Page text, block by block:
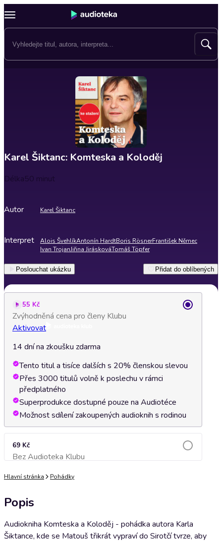
Karel Šiktanc: Komteska a Koloděj
Délka50 minut
Autor Karel Šiktanc
Interpret Alois ŠvehlíkAntonín HardtBoris RösnerFrantišek Němec
Ivan TrojanJiřina JiráskováTomáš Töpfer
Poslouchat ukázku Přidat do oblíbených
55 Kč
Zvýhodněná cena pro členy Klubu
Aktivovat
14 dní na zkoušku zdarma
Tento titul a tisíce dalších s 20% členskou slevou
Přes 3000 titulů volně k poslechu v rámci
předplatného
Superprodukce dostupné pouze na Audiotéce
Možnost sdílení zakoupených audioknih s rodinou
69 Kč
Bez Audioteka KlubuPřidat do košíku
Hlavní stránka Pohádky
Popis
Audiokniha Komteska a Koloděj - pohádka autora Karla
Šiktance, kde se Matouš třikrát vypraví do Sirotčí tvrze, aby